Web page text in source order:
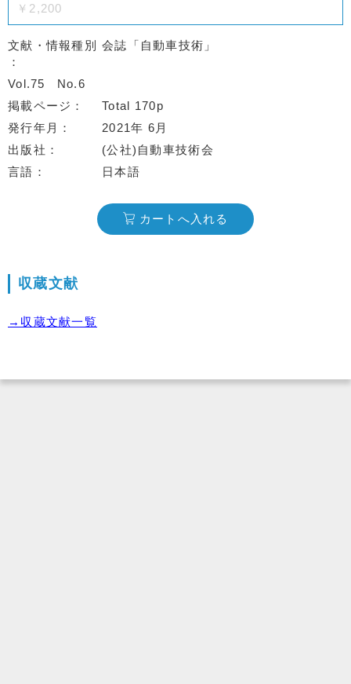
￥2,200
文献・情報種別 会誌「自動車技術」
Vol.75
No.6
掲載ページ
Total 170p
発行年月
2021年 6月
出版社
(公社)自動車技術会
言語
日本語
カートへ入れる
収蔵文献
→収蔵文献一覧